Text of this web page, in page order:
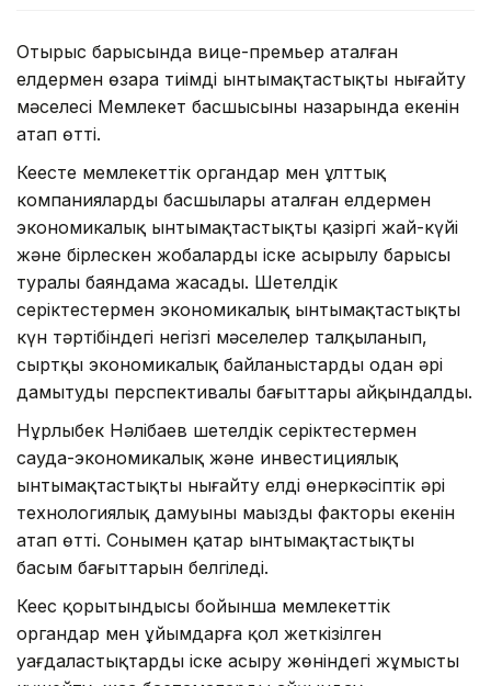
Отырыс барысында вице-премьер аталған
елдермен өзара тиімді ынтымақтастықты нығайту
мәселесі Мемлекет басшысының назарында екенін
атап өтті.
Кеңесте мемлекеттік органдар мен ұлттық
компаниялардың басшылары аталған елдермен
экономикалық ынтымақтастықтың қазіргі жай-күйі
және бірлескен жобалардың іске асырылу барысы
туралы баяндама жасады. Шетелдік
серіктестермен экономикалық ынтымақтастықтың
күн тәртібіндегі негізгі мәселелер талқыланып,
сыртқы экономикалық байланыстарды одан әрі
дамытудың перспективалы бағыттары айқындалды.
Нұрлыбек Нәлібаев шетелдік серіктестермен
сауда-экономикалық және инвестициялық
ынтымақтастықты нығайту елдің өнеркәсіптік әрі
технологиялық дамуының маңызды факторы екенін
атап өтті. Сонымен қатар ынтымақтастықтың
басым бағыттарын белгіледі.
Кеңес қорытындысы бойынша мемлекеттік
органдар мен ұйымдарға қол жеткізілген
уағдаластықтарды іске асыру жөніндегі жұмысты